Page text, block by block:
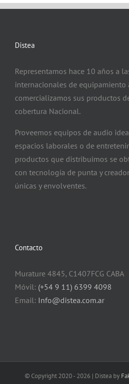
Distea
Representamos hace 10 años a
internacionales de equipamiento
comercializamos sus productos
cobertura Nacional.
Proveemos equipos de audio
espacios laborales o de
productos que distribuimos se
con tecnología de punta y
únicas y envolventes.
Contacto
Murature 4845, C1407FCG CABA
Móvil: (+54 9 11) 6399 4098
Email: Info@distea.com.ar
© Copyright 2020 - 2026 | Distea by